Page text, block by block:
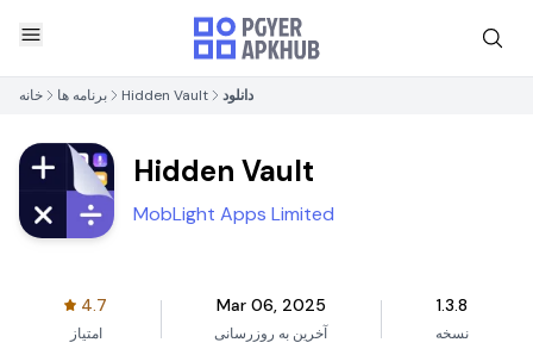
خانه برنامه ها Hidden Vault دانلود
Hidden Vault
MobLight Apps Limited
4.7
امتیاز
Mar 06, 2025
آخرین به روزرسانی
1.3.8
نسخه